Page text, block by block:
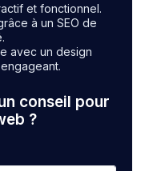
et fonctionnel.
à un SEO de
avec un design
conseil pour
?